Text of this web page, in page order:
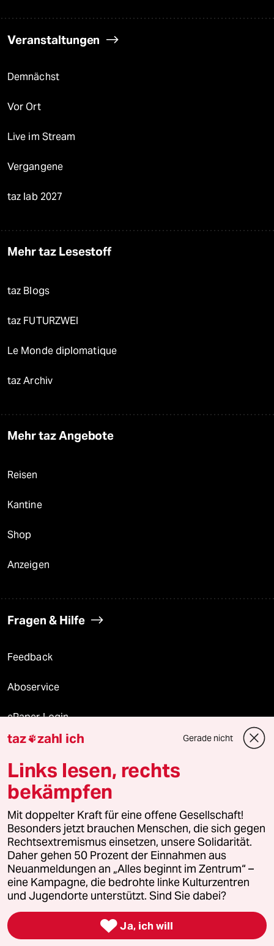
Veranstaltungen
Demnächst
Vor Ort
Live im Stream
Vergangene
taz lab 2027
Mehr taz Lesestoff
taz Blogs
taz FUTURZWEI
Le Monde diplomatique
taz Archiv
Mehr taz Angebote
Reisen
Kantine
Shop
Anzeigen
Fragen & Hilfe
Feedback
Aboservice
ePaper Login
Downloads für Abonnierende
© 2026 taz Verlags und Vertriebs GmbH
Alle Rechte vorbehalten. Bei rechtlichen Fragen oder für Genehmigungen
wenden Sie sich bitte an
lizenzen@taz.de
Feedback Redaktionsstatut Kommune-Richtlinien
Leitlinie Informant Datenschutz Impressum AGB
Seitenwende Einwilligungen widerrufen (Ads)
taz zahl ich Gerade nicht
Links lesen, rechts
bekämpfen
Mit doppelter Kraft für eine offene Gesellschaft!
Besonders jetzt brauchen Menschen, die sich gegen
Rechtsextremismus einsetzen, unsere Solidarität.
Daher gehen 50 Prozent der Einnahmen aus
Neuanmeldungen an „Alles beginnt im Zentrum“ –
eine Kampagne, die bedrohte linke Kulturzentren
und Jugendorte unterstützt. Sind Sie dabei?
 Ja, ich will